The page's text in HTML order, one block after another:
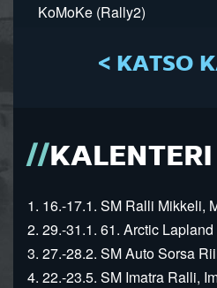
KoMoKe (Rally2)
< KATSO
1. 16.-17.1. SM Ralli Mikkeli,
2. 29.-31.1. 61. Arctic
3. 27.-28.2. SM Auto Sorsa
4. 22.-23.5. SM Imatra Ralli,